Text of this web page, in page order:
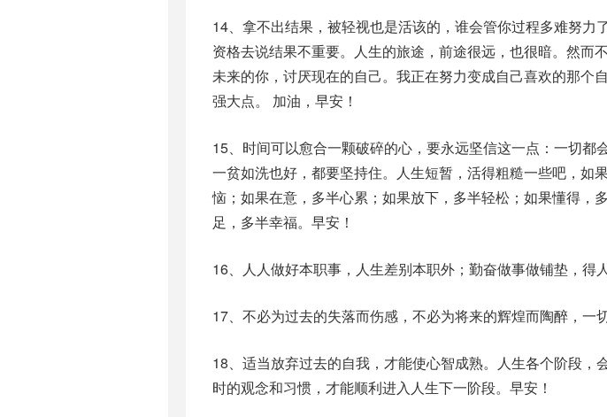
14、拿不出结果，被轻视也是活该的，谁会管你过程多难努力
资格去说结果不重要。人生的旅途，前途很远，也很暗。然而
未来的你，讨厌现在的自己。我正在努力变成自己喜欢的那个
强大点。 加油，早安！
15、时间可以愈合一颗破碎的心，要永远坚信这一点：一切都
一贫如洗也好，都要坚持住。人生短暂，活得粗糙一些吧，如
恼；如果在意，多半心累；如果放下，多半轻松；如果懂得，
足，多半幸福。早安！
16、人人做好本职事，人生差别本职外；勤奋做事做铺垫，得
17、不必为过去的失落而伤感，不必为将来的辉煌而陶醉，一
18、适当放弃过去的自我，才能使心智成熟。人生各个阶段，
时的观念和习惯，才能顺利进入人生下一阶段。早安！